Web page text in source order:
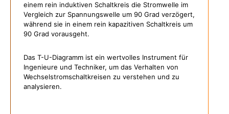
einem rein induktiven Schaltkreis die Stromwelle im
Vergleich zur Spannungswelle um 90 Grad verzögert,
während sie in einem rein kapazitiven Schaltkreis um
90 Grad vorausgeht.
Das T-U-Diagramm ist ein wertvolles Instrument für
Ingenieure und Techniker, um das Verhalten von
Wechselstromschaltkreisen zu verstehen und zu
analysieren.